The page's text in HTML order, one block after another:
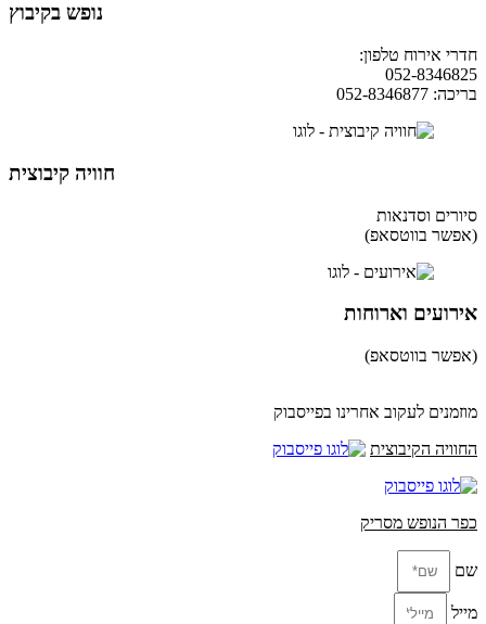
נופש בקיבוץ
חדרי אירוח טלפון:
052-8346825
בריכה: 052-8346877
חוויה קיבוצית
סיורים וסדנאות
(אפשר בווטסאפ)
אירועים וארוחות
(אפשר בווטסאפ)
מוזמנים לעקוב אחרינו בפייסבוק
החוויה הקיבוצית
כפר הנופש מסריק
שם
מייל